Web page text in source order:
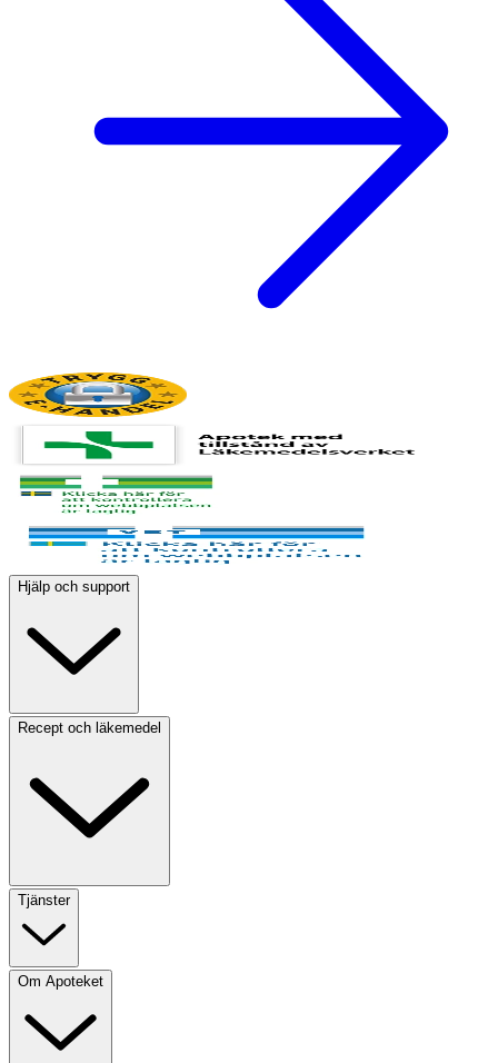
Hjälp och support
Recept och läkemedel
Tjänster
Om Apoteket